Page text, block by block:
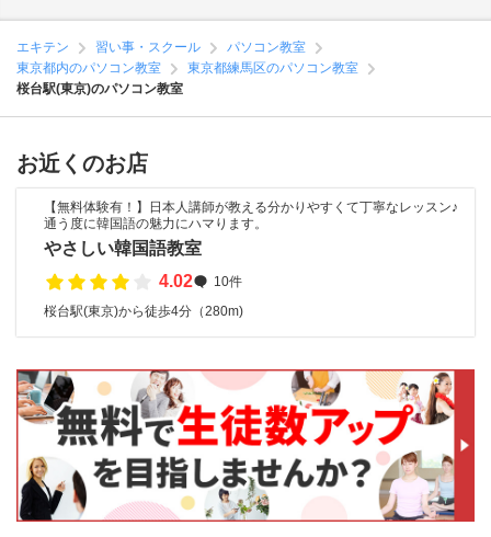
エキテン 習い事・スクール
パソコン教室
東京都内のパソコン教室
東京都練馬区のパソコン教室
桜台駅(東京)のパソコン教室
お近くのお店
【無料体験有！】日本人講師が教える分かりやすくて丁寧なレッスン♪
通う度に韓国語の魅力にハマります。
やさしい韓国語教室
4.02
10件
桜台駅(東京)から徒歩4分（280m)